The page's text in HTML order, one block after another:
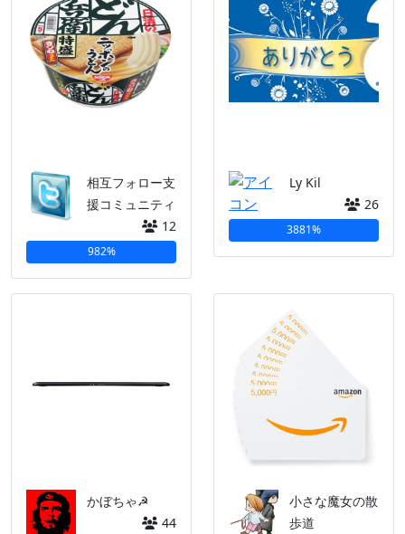
相互フォロー支
援コミュニティ
12
982%
Ly Kil
26
3881%
かぼちゃ☭
44
小さな魔女の散
歩道